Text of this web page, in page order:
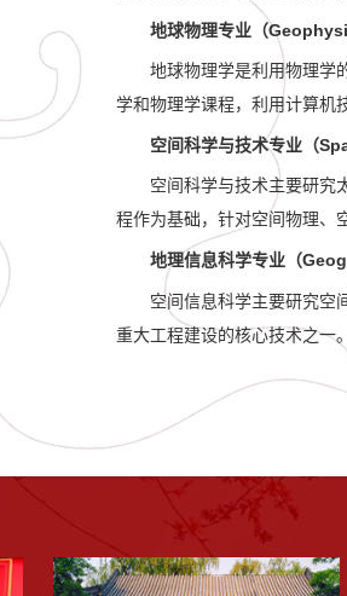
地球物理专业（
地球物理学是利用物理学
学和物理学课程，利用计算机
空间科学与技术专业（
空间科学与技术主要研究
程作为基础，针对空间物理、
地理信息科学专业（
空间信息科学主要研究空
重大工程建设的核心技术之一